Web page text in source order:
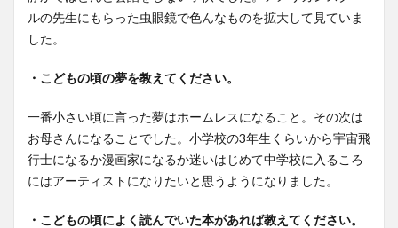
ルの先生にもらった虫眼鏡で色んなものを拡大して見ていま
した。
・こどもの頃の夢を教えてください。
一番小さい頃に言った夢はホームレスになること。その次は
お母さんになることでした。小学校の3年生くらいから宇宙飛
行士になるか漫画家になるか迷いはじめて中学校に入るころ
にはアーティストになりたいと思うようになりました。
・こどもの頃によく読んでいた本があれば教えてください。